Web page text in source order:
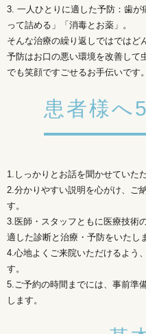
3. 一人ひとりに適した予防：歯が
って詰める」「消毒とお薬」。
そんな治療の繰り返しではではど
予防はお口の悪い環境を改善して
でも笑顔ですごせるお手伝いです。
患者様へ
1.しっかりとお話を聞かせていた
2.分かりやすい説明を心がけ、ご
す。
3.医師・スタッフともに医療技術
適した診断と治療・予防をいたし
4.心地よくご来院いただけるよう
す。
5.ご予約の時間までには、事前準
します。